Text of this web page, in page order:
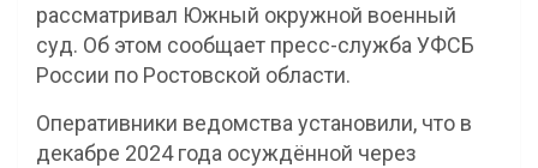
рассматривал Южный окружной военный
суд. Об этом сообщает пресс-служба УФСБ
России по Ростовской области.
Оперативники ведомства установили, что в
декабре 2024 года осуждённой через